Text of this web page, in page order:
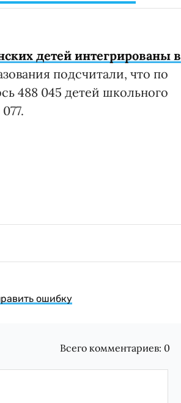
детей интегрированы в
подсчитали, что по
488 045 детей школьного
ошибку
Всего комментариев: 0